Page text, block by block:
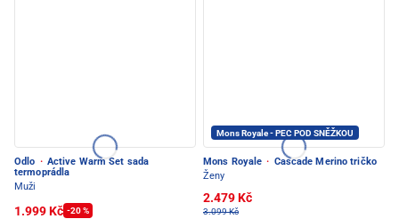
Odlo · Active Warm Set sada
termoprádla
Muži
1.999 Kč -20 %
Mons Royale - PEC POD SNĚŽKOU
Mons Royale · Cascade Merino tričko
Ženy
2.479 Kč
3.099 Kč